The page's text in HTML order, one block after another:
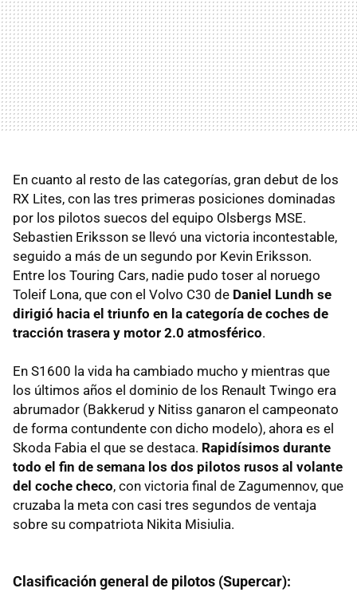
En cuanto al resto de las categorías, gran debut de los
RX Lites, con las tres primeras posiciones dominadas
por los pilotos suecos del equipo Olsbergs MSE.
Sebastien Eriksson se llevó una victoria incontestable,
seguido a más de un segundo por Kevin Eriksson.
Entre los Touring Cars, nadie pudo toser al noruego
Toleif Lona, que con el Volvo C30 de Daniel Lundh se
dirigió hacia el triunfo en la categoría de coches de
tracción trasera y motor 2.0 atmosférico.
En S1600 la vida ha cambiado mucho y mientras que
los últimos años el dominio de los Renault Twingo era
abrumador (Bakkerud y Nitiss ganaron el campeonato
de forma contundente con dicho modelo), ahora es el
Skoda Fabia el que se destaca. Rapidísimos durante
todo el fin de semana los dos pilotos rusos al volante
del coche checo, con victoria final de Zagumennov, que
cruzaba la meta con casi tres segundos de ventaja
sobre su compatriota Nikita Misiulia.
Clasificación general de pilotos (Supercar):